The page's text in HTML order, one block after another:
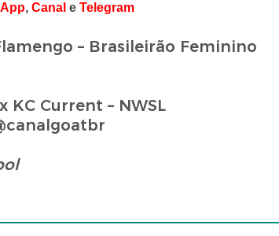
, Canal e Telegram
– Brasileirão Feminino
KC Current – NWSL